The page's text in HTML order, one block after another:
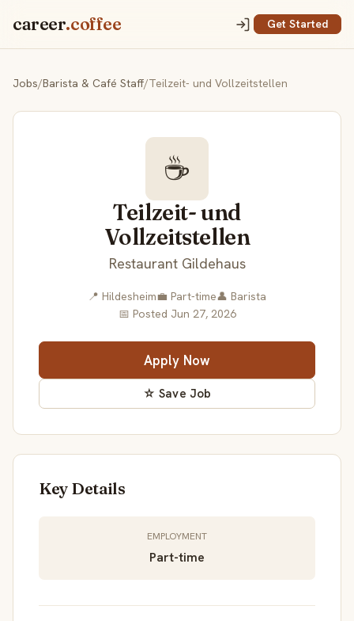
career.coffee Get Started
Jobs/Barista & Café Staff/Teilzeit- und Vollzeitstellen
☕
Teilzeit- und
Vollzeitstellen
Restaurant Gildehaus
📍 Hildesheim💼 Part-time👤 Barista
📅 Posted Jun 27, 2026
Apply Now
☆ Save Job
Key Details
EMPLOYMENT
Part-time